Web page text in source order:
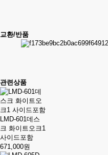
교환/반품
관련상품
LMD-601데스
크 화이트오크1
사이드포함
671,000원